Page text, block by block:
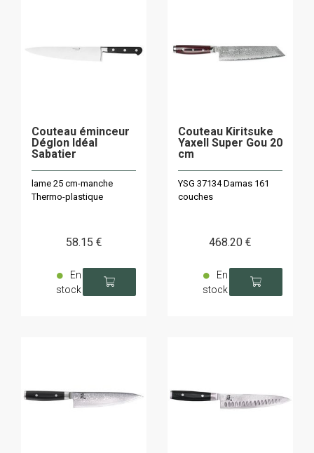
Couteau éminceur
Déglon Idéal
Sabatier
lame 25 cm-manche
Thermo-plastique
58.15 €
En
stock
Couteau Kiritsuke
Yaxell Super Gou 20
cm
YSG 37134 Damas 161
couches
468.20 €
En
stock